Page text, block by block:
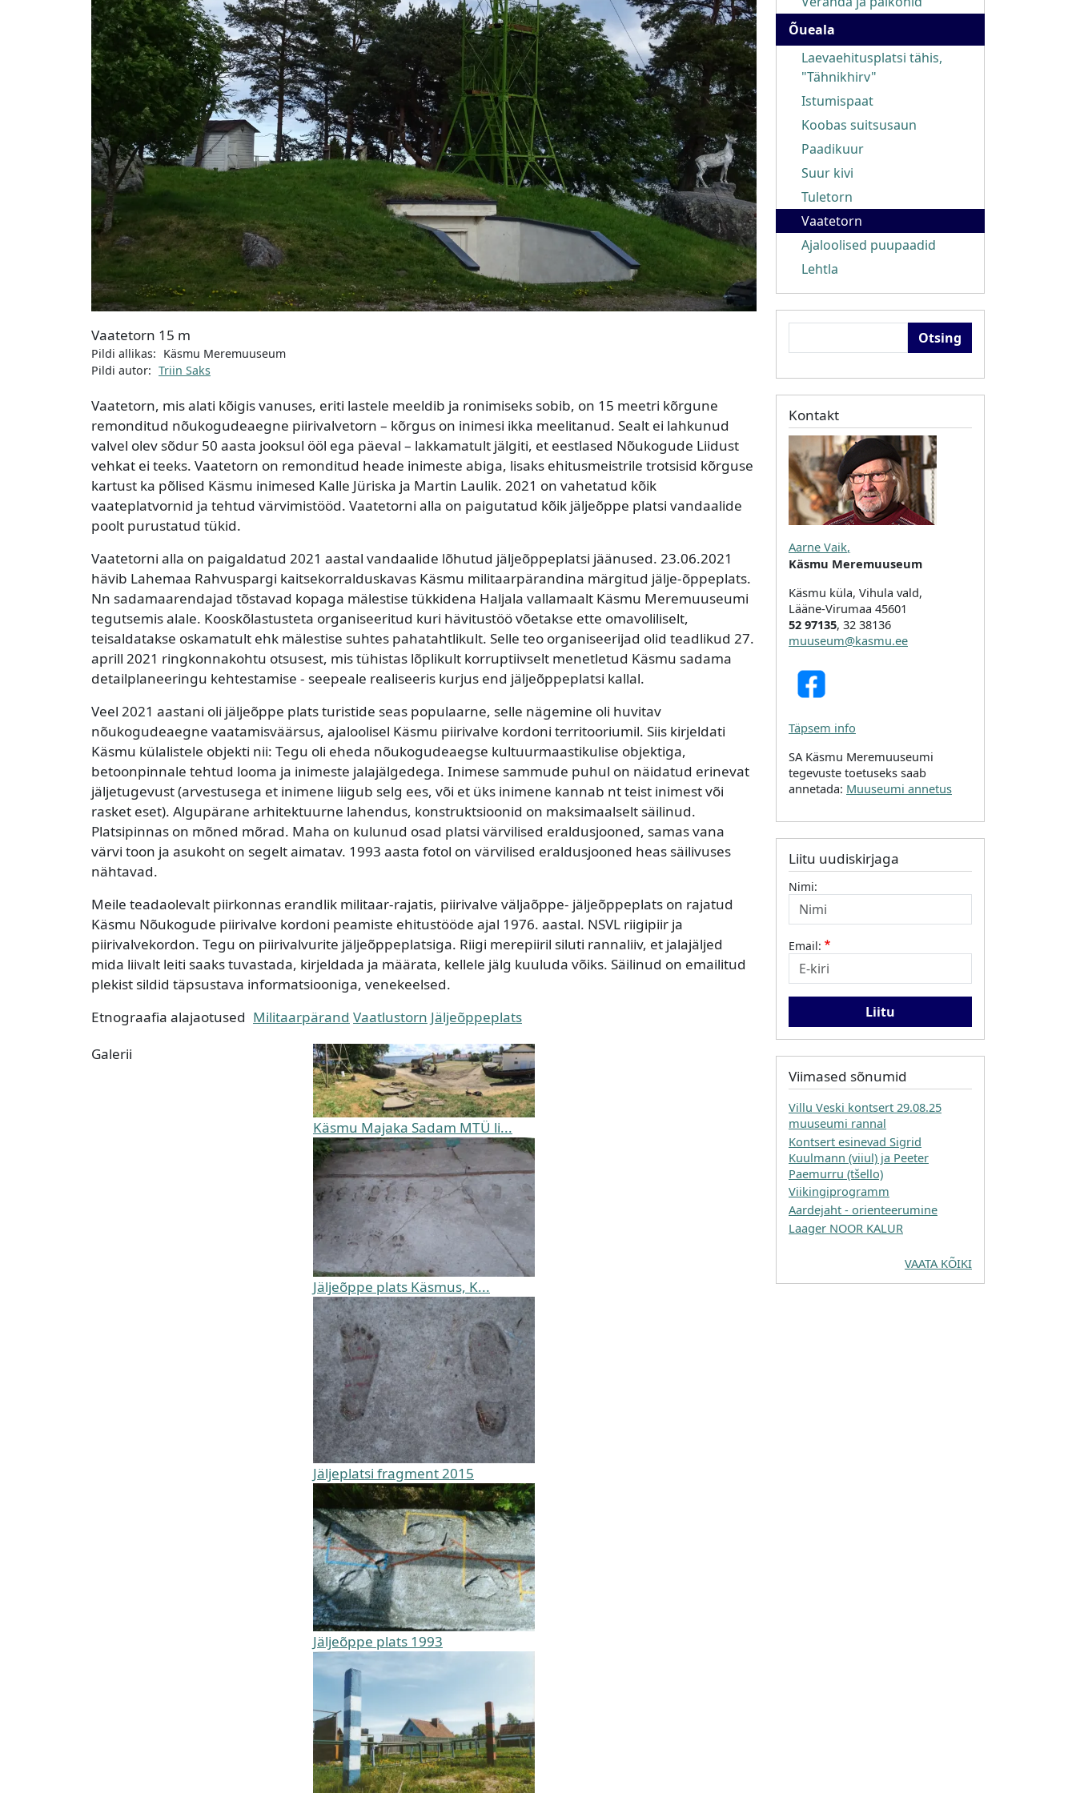
Vaatetorn 15 m
Pildi allikas: Käsmu Meremuuseum
Pildi autor: Triin Saks
Vaatetorn, mis alati kõigis vanuses, eriti lastele meeldib ja ronimiseks sobib, on 15 meetri kõrgune
remonditud nõukogudeaegne piirivalvetorn – kõrgus on inimesi ikka meelitanud. Sealt ei lahkunud
valvel olev sõdur 50 aasta jooksul ööl ega päeval – lakkamatult jälgiti, et eestlased Nõukogude Liidust
vehkat ei teeks. Vaatetorn on remonditud heade inimeste abiga, lisaks ehitusmeistrile trotsisid kõrguse
kartust ka põlised Käsmu inimesed Kalle Jüriska ja Martin Laulik. 2021 on vahetatud kõik
vaateplatvornid ja tehtud värvimistööd. Vaatetorni alla on paigutatud kõik jäljeõppe platsi vandaalide
poolt purustatud tükid.
Vaatetorni alla on paigaldatud 2021 aastal vandaalide lõhutud jäljeõppeplatsi jäänused. 23.06.2021
hävib Lahemaa Rahvuspargi kaitsekorralduskavas Käsmu militaarpärandina märgitud jälje-õppeplats.
Nn sadamaarendajad tõstavad kopaga mälestise tükkidena Haljala vallamaalt Käsmu Meremuuseumi
tegutsemis alale. Kooskõlastusteta organiseeritud kuri hävitustöö võetakse ette omavoliliselt,
teisaldatakse oskamatult ehk mälestise suhtes pahatahtlikult. Selle teo organiseerijad olid teadlikud 27.
aprill 2021 ringkonnakohtu otsusest, mis tühistas lõplikult korruptiivselt menetletud Käsmu sadama
detailplaneeringu kehtestamise - seepeale realiseeris kurjus end jäljeõppeplatsi kallal.
Veel 2021 aastani oli jäljeõppe plats turistide seas populaarne, selle nägemine oli huvitav
nõukogudeaegne vaatamisväärsus, ajaloolisel Käsmu piirivalve kordoni territooriumil. Siis kirjeldati
Käsmu külalistele objekti nii: Tegu oli eheda nõukogudeaegse kultuurmaastikulise objektiga,
betoonpinnale tehtud looma ja inimeste jalajälgedega. Inimese sammude puhul on näidatud erinevat
jäljetugevust (arvestusega et inimene liigub selg ees, või et üks inimene kannab nt teist inimest või
rasket eset). Algupärane arhitektuurne lahendus, konstruktsioonid on maksimaalselt säilinud.
Platsipinnas on mõned mõrad. Maha on kulunud osad platsi värvilised eraldusjooned, samas vana
värvi toon ja asukoht on segelt aimatav. 1993 aasta fotol on värvilised eraldusjooned heas säilivuses
nähtavad.
Meile teadaolevalt piirkonnas erandlik militaar-rajatis, piirivalve väljaõppe- jäljeõppeplats on rajatud
Käsmu Nõukogude piirivalve kordoni peamiste ehitustööde ajal 1976. aastal. NSVL riigipiir ja
piirivalvekordon. Tegu on piirivalvurite jäljeõppeplatsiga. Riigi merepiiril siluti rannaliiv, et jalajäljed
mida liivalt leiti saaks tuvastada, kirjeldada ja määrata, kellele jälg kuuluda võiks. Säilinud on emailitud
plekist sildid täpsustava informatsiooniga, venekeelsed.
Etnograafia alajaotused Militaarpärand Vaatlustorn Jäljeõppeplats
Galerii
Käsmu Majaka Sadam MTÜ li...
Jäljeõppe plats Käsmus, K...
Jäljeplatsi fragment 2015
Jäljeõppe plats 1993
Õueala
Laevaehitusplatsi tähis,
"Tähnikhirv"
Istumispaat
Koobas suitsusaun
Paadikuur
Suur kivi
Tuletorn
Vaatetorn
Ajaloolised puupaadid
Lehtla
Kontakt
Aarne Vaik,
Käsmu Meremuuseum
Käsmu küla, Vihula vald,
Lääne-Virumaa 45601
52 97135, 32 38136
muuseum@kasmu.ee
Täpsem info
SA Käsmu Meremuuseumi
tegevuste toetuseks saab
annetada: Muuseumi annetus
Liitu uudiskirjaga
Nimi:
Email:
Viimased sõnumid
Villu Veski kontsert 29.08.25
muuseumi rannal
Kontsert esinevad Sigrid
Kuulmann (viiul) ja Peeter
Paemurru (tšello)
Viikingiprogramm
Aardejaht - orienteerumine
Laager NOOR KALUR
VAATA KÕIKI